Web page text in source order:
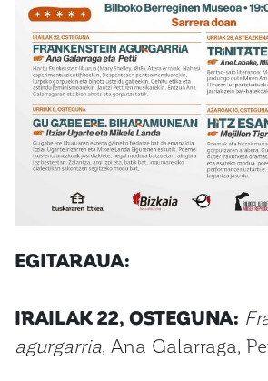
EGITARAUA:
IRAILAK 22, OSTEGUNA:
agurgarria, Ana Galarraga,